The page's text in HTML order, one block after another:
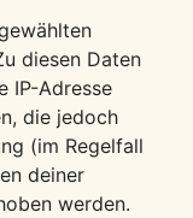
diesen Daten
IP-Adresse
die jedoch
(im Regelfall
deiner
werden.